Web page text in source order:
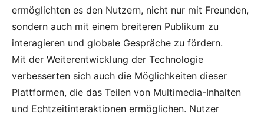
ermöglichten es den Nutzern, nicht nur mit Freunden,
sondern auch mit einem breiteren Publikum zu
interagieren und globale Gespräche zu fördern.
Mit der Weiterentwicklung der Technologie
verbesserten sich auch die Möglichkeiten dieser
Plattformen, die das Teilen von Multimedia-Inhalten
und Echtzeitinteraktionen ermöglichen. Nutzer